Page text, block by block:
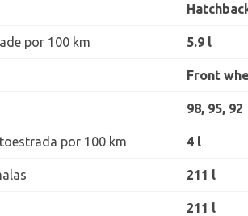
por 100 km 5.9 l
Front
98, 95, 92
por 100 km 4 l
211 l
211 l